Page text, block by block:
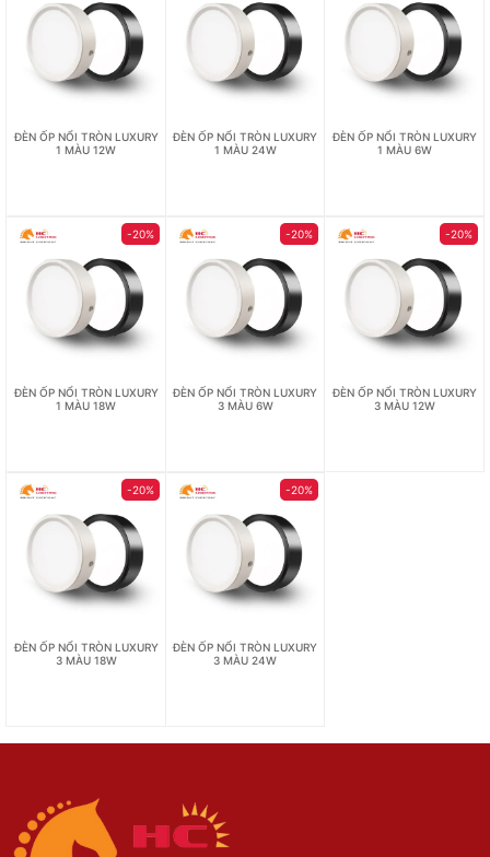
ĐÈN ỐP NỔI TRÒN LUXURY
1 MÀU 12W
ĐÈN ỐP NỔI TRÒN LUXURY
1 MÀU 24W
ĐÈN ỐP NỔI TRÒN LUXURY
1 MÀU 6W
-20%
ĐÈN ỐP NỔI TRÒN LUXURY
1 MÀU 18W
-20%
ĐÈN ỐP NỔI TRÒN LUXURY
3 MÀU 6W
-20%
ĐÈN ỐP NỔI TRÒN LUXURY
3 MÀU 12W
-20%
ĐÈN ỐP NỔI TRÒN LUXURY
3 MÀU 18W
-20%
ĐÈN ỐP NỔI TRÒN LUXURY
3 MÀU 24W